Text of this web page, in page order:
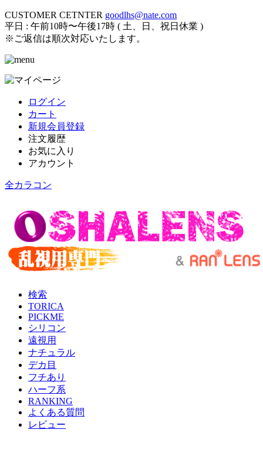
CUSTOMER CETNTER goodlhs@nate.com
平日 : 午前10時〜午後17時 ( 土、日、祝日休業 )
※ご返信は順次対応いたします。
ログイン
カート
新規会員登録
注文履歴
お気に入り
アカウント
全カラコン
検索
TORICA
PICKME
シリコン
遠視用
ナチュラル
デカ目
フチあり
ハーフ系
RANKING
よくある質問
レビュー